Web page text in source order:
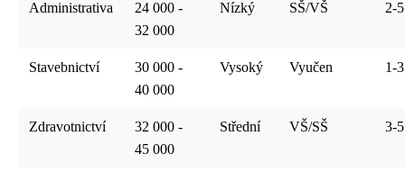
Administrativa
24 000 -
32 000
Nízký SŠ/VŠ 2-
Stavebnictví
30 000 -
40 000
Vysoký Vyučen 1-
Zdravotnictví
32 000 -
45 000
Střední VŠ/SŠ 3-